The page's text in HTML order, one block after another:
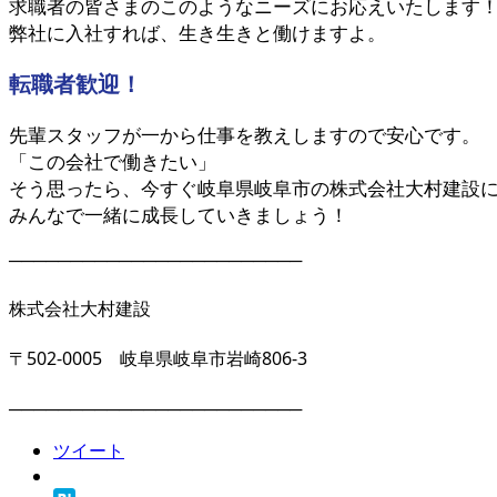
求職者の皆さまのこのようなニーズにお応えいたします！
弊社に入社すれば、生き生きと働けますよ。
転職者歓迎！
先輩スタッフが一から仕事を教えしますので安心です。
「この会社で働きたい」
そう思ったら、今すぐ岐阜県岐阜市の株式会社大村建設に
みんなで一緒に成長していきましょう！
────────────────────────
株式会社大村建設
〒502-0005 岐阜県岐阜市岩崎806-3
────────────────────────
ツイート